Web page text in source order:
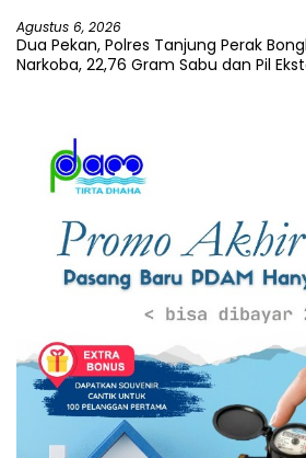
Agustus 6, 2026
Dua Pekan, Polres Tanjung Perak
Narkoba, 22,76 Gram Sabu dan Pil